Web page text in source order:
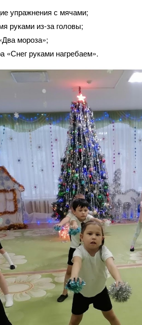
упражнения с мячами;
руками из-за головы;
мороза»;
«Снег руками нагребаем».